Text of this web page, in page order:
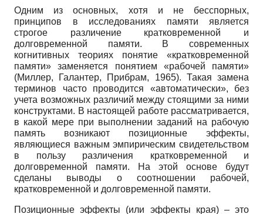
Одним из основных, хотя и не бесспорных,
принципов в исследованиях памяти является
строгое различение кратковременной и
долговременной памяти. В современных
когнитивных теориях понятие «кратковременной
памяти» заменяется понятием «рабочей памяти»
(Миллер, Галантер, Прибрам, 1965). Такая замена
терминов часто проводится «автоматически», без
учета возможных различий между стоящими за ними
конструктами. В настоящей работе рассматривается,
в какой мере при выполнении заданий на рабочую
память возникают позиционные эффекты,
являющиеся важным эмпирическим свидетельством
в пользу различения кратковременной и
долговременной памяти. На этой основе будут
сделаны выводы о соотношении рабочей,
кратковременной и долговременной памяти.
Позиционные эффекты (или эффекты края) – это